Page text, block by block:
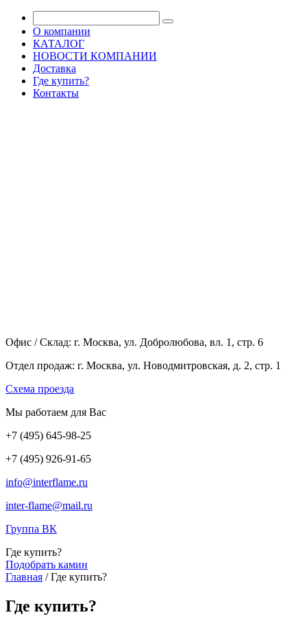
О компании
КАТАЛОГ
НОВОСТИ КОМПАНИИ
Доставка
Где купить?
Контакты
Офис / Склад: г. Москва, ул. Добролюбова, вл. 1, стр. 6
Отдел продаж: г. Москва, ул. Новодмитровская, д. 2, стр. 1
Cхема проезда
Мы работаем для Вас
+7 (495) 645-98-25
+7 (495) 926-91-65
info@interflame.ru
inter-flame@mail.ru
Группа ВК
Где купить?
Подобрать камин
Главная /Где купить?
Где купить?